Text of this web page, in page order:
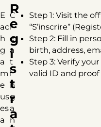
E
ac
h
g
a
m
e
us
es
a
R
e
g
i
s
t
r
a
C
r
e
a
t
i
n
g
a
n
Step 1: Visit the
“S’inscrire”
Step 2: Fill in
birth, address,
Step 3: Verify
valid ID and